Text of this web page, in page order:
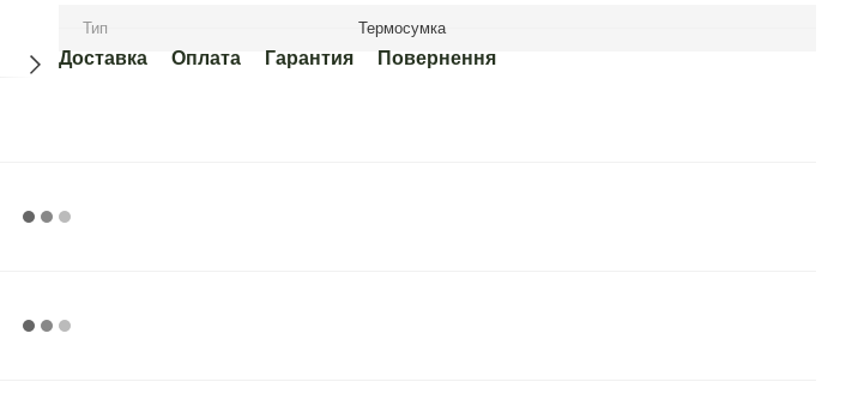
Тип Термосумка
Доставка Оплата Гарантия Повернення